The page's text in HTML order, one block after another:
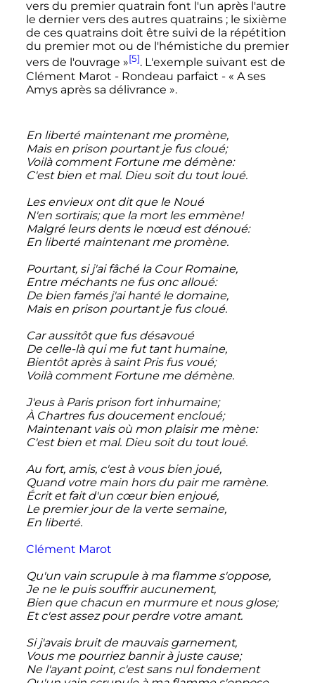
vers du premier quatrain font l'un après l'autre
le dernier vers des autres quatrains ; le sixième
de ces quatrains doit être suivi de la répétition
du premier mot ou de l'hémistiche du premier
vers de l'ouvrage »[5]. L'exemple suivant est de
Clément Marot - Rondeau parfaict - « A ses
Amys après sa délivrance ».
En liberté maintenant me promène,
Mais en prison pourtant je fus cloué;
Voilà comment Fortune me démène:
C'est bien et mal. Dieu soit du tout loué.
Les envieux ont dit que le Noué
N'en sortirais; que la mort les emmène!
Malgré leurs dents le nœud est dénoué:
En liberté maintenant me promène.
Pourtant, si j'ai fâché la Cour Romaine,
Entre méchants ne fus onc alloué:
De bien famés j'ai hanté le domaine,
Mais en prison pourtant je fus cloué.
Car aussitôt que fus désavoué
De celle-là qui me fut tant humaine,
Bientôt après à saint Pris fus voué;
Voilà comment Fortune me démène.
J'eus à Paris prison fort inhumaine;
À Chartres fus doucement encloué;
Maintenant vais où mon plaisir me mène:
C'est bien et mal. Dieu soit du tout loué.
Au fort, amis, c'est à vous bien joué,
Quand votre main hors du pair me ramène.
Écrit et fait d'un cœur bien enjoué,
Le premier jour de la verte semaine,
En liberté.
Clément Marot
Qu'un vain scrupule à ma flamme s'oppose,
Je ne le puis souffrir aucunement,
Bien que chacun en murmure et nous glose;
Et c'est assez pour perdre votre amant.
Si j'avais bruit de mauvais garnement,
Vous me pourriez bannir à juste cause;
Ne l'ayant point, c'est sans nul fondement